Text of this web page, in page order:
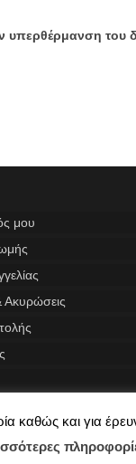
υπερθέρμανση του
μου
Ακυρώσεις
καθώς και για